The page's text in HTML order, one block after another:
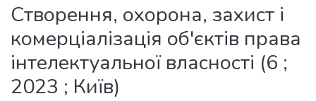
Створення, охорона, захист і
комерціалізація об'єктів права
інтелектуальної власності (6 ;
2023 ; Київ)